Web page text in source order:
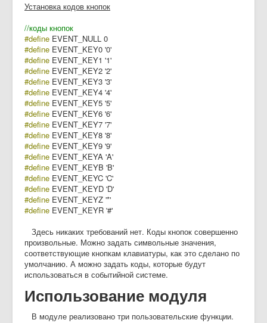
Установка кодов кнопок
//коды кнопок
#define EVENT_NULL 0
#define EVENT_KEY0 '0'
#define EVENT_KEY1 '1'
#define EVENT_KEY2 '2'
#define EVENT_KEY3 '3'
#define EVENT_KEY4 '4'
#define EVENT_KEY5 '5'
#define EVENT_KEY6 '6'
#define EVENT_KEY7 '7'
#define EVENT_KEY8 '8'
#define EVENT_KEY9 '9'
#define EVENT_KEYA 'A'
#define EVENT_KEYB 'B'
#define EVENT_KEYC 'C'
#define EVENT_KEYD 'D'
#define EVENT_KEYZ '*'
#define EVENT_KEYR '#'
Здесь никаких требований нет. Коды кнопок совершенно
произвольные. Можно задать символьные значения,
соответствующие кнопкам клавиатуры, как это сделано по
умолчанию. А можно задать коды, которые будут
использоваться в событийной системе.
Использование модуля
В модуле реализовано три пользовательские функции.